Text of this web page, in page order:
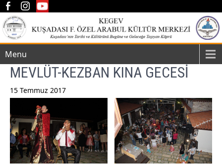
Menu
MEVLÜT-KEZBAN KINA GECESİ
15 Temmuz 2017
Post
navigation